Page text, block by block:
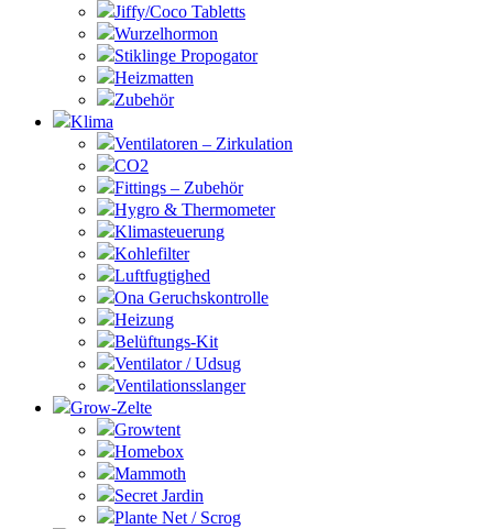
Jiffy/Coco Tabletts
Wurzelhormon
Stiklinge Propogator
Heizmatten
Zubehör
Klima
Ventilatoren – Zirkulation
CO2
Fittings – Zubehör
Hygro & Thermometer
Klimasteuerung
Kohlefilter
Luftfugtighed
Ona Geruchskontrolle
Heizung
Belüftungs-Kit
Ventilator / Udsug
Ventilationsslanger
Grow-Zelte
Growtent
Homebox
Mammoth
Secret Jardin
Plante Net / Scrog